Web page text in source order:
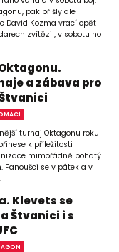
pak přišly ale
David Kozma vrací opět
zvítězil, v sobotu ho
a zábava pro
turnaj Oktagonu roku
k příležitosti
mimořádně bohatý
Fanoušci se v pátek a v
Klevets se
Štvanici i s